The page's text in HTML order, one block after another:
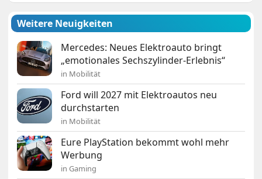
Weitere Neuigkeiten
Mercedes: Neues Elektroauto bringt
„emotionales Sechszylinder-Erlebnis“
in Mobilität
Ford will 2027 mit Elektroautos neu
durchstarten
in Mobilität
Eure PlayStation bekommt wohl mehr
Werbung
in Gaming